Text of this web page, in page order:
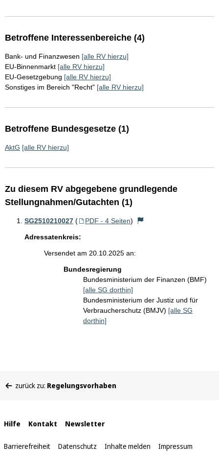
Betroffene Interessenbereiche (4)
Bank- und Finanzwesen [alle RV hierzu]
EU-Binnenmarkt [alle RV hierzu]
EU-Gesetzgebung [alle RV hierzu]
Sonstiges im Bereich "Recht" [alle RV hierzu]
Betroffene Bundesgesetze (1)
AktG [alle RV hierzu]
Zu diesem RV abgegebene grundlegende
Stellungnahmen/Gutachten (1)
SG2510210027 ( PDF - 4 Seiten)
Adressatenkreis:
Versendet am 20.10.2025 an:
Bundesregierung
Bundesministerium der Finanzen (BMF)
[alle SG dorthin]
Bundesministerium der Justiz und für
Verbraucherschutz (BMJV) [alle SG
dorthin]
befinden
zurück zu: Regelungsvorhaben
Interne
Links
Hilfe Kontakt Newsletter
Barrierefreiheit Datenschutz Inhalte melden Impressum